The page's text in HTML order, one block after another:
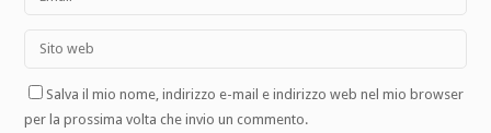
Salva il mio nome, indirizzo e-mail e indirizzo web nel mio browser
per la prossima volta che invio un commento.